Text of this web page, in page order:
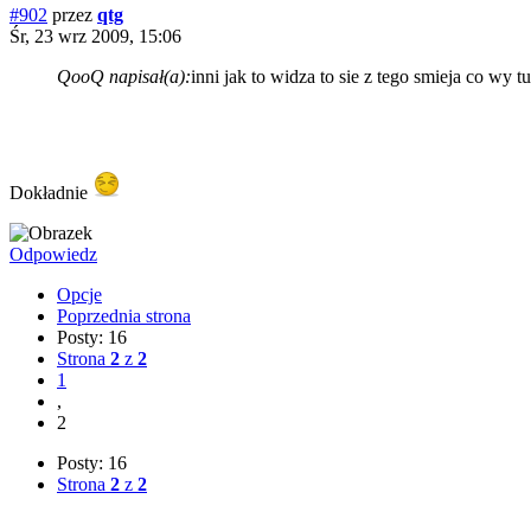
#902 przez qtg
Śr, 23 wrz 2009, 15:06
QooQ napisał(a):inni jak to widza to sie z tego smieja co wy
Dokładnie
Odpowiedz
Opcje
Poprzednia strona
Posty: 16
Strona 2 z 2
1
,
2
Posty: 16
Strona 2 z 2